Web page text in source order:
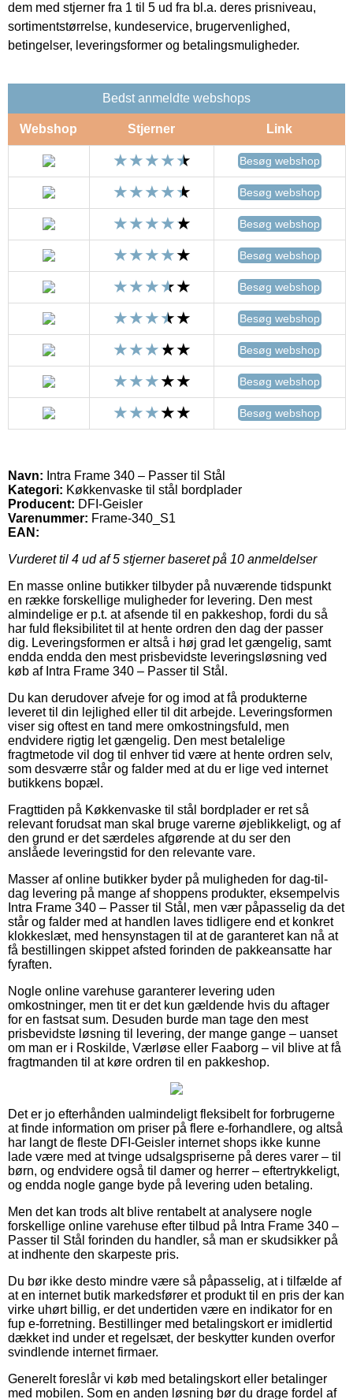
dem med stjerner fra 1 til 5 ud fra bl.a. deres prisniveau,
sortimentstørrelse, kundeservice, brugervenlighed,
betingelser, leveringsformer og betalingsmuligheder.
Bedst anmeldte webshops
Webshop Stjerner Link
Besøg webshop
Besøg webshop
Besøg webshop
Besøg webshop
Besøg webshop
Besøg webshop
Besøg webshop
Besøg webshop
Besøg webshop
Navn: Intra Frame 340 – Passer til Stål
Kategori: Køkkenvaske til stål bordplader
Producent: DFI-Geisler
Varenummer: Frame-340_S1
EAN:
Vurderet til 4 ud af 5 stjerner baseret på 10 anmeldelser
En masse online butikker tilbyder på nuværende tidspunkt
en række forskellige muligheder for levering. Den mest
almindelige er p.t. at afsende til en pakkeshop, fordi du så
har fuld fleksibilitet til at hente ordren den dag der passer
dig. Leveringsformen er altså i høj grad let gængelig, samt
endda endda den mest prisbevidste leveringsløsning ved
køb af Intra Frame 340 – Passer til Stål.
Du kan derudover afveje for og imod at få produkterne
leveret til din lejlighed eller til dit arbejde. Leveringsformen
viser sig oftest en tand mere omkostningsfuld, men
endvidere rigtig let gængelig. Den mest betalelige
fragtmetode vil dog til enhver tid være at hente ordren selv,
som desværre står og falder med at du er lige ved internet
butikkens bopæl.
Fragttiden på Køkkenvaske til stål bordplader er ret så
relevant forudsat man skal bruge varerne øjeblikkeligt, og af
den grund er det særdeles afgørende at du ser den
anslåede leveringstid for den relevante vare.
Masser af online butikker byder på muligheden for dag-til-
dag levering på mange af shoppens produkter, eksempelvis
Intra Frame 340 – Passer til Stål, men vær påpasselig da det
står og falder med at handlen laves tidligere end et konkret
klokkeslæt, med hensynstagen til at de garanteret kan nå at
få bestillingen skippet afsted forinden de pakkeansatte har
fyraften.
Nogle online varehuse garanterer levering uden
omkostninger, men tit er det kun gældende hvis du aftager
for en fastsat sum. Desuden burde man tage den mest
prisbevidste løsning til levering, der mange gange – uanset
om man er i Roskilde, Værløse eller Faaborg – vil blive at få
fragtmanden til at køre ordren til en pakkeshop.
Det er jo efterhånden ualmindeligt fleksibelt for forbrugerne
at finde information om priser på flere e-forhandlere, og altså
har langt de fleste DFI-Geisler internet shops ikke kunne
lade være med at tvinge udsalgspriserne på deres varer – til
børn, og endvidere også til damer og herrer – eftertrykkeligt,
og endda nogle gange byde på levering uden betaling.
Men det kan trods alt blive rentabelt at analysere nogle
forskellige online varehuse efter tilbud på Intra Frame 340 –
Passer til Stål forinden du handler, så man er skudsikker på
at indhente den skarpeste pris.
Du bør ikke desto mindre være så påpasselig, at i tilfælde af
at en internet butik markedsfører et produkt til en pris der kan
virke uhørt billig, er det undertiden være en indikator for en
fup e-forretning. Bestillinger med betalingskort er imidlertid
dækket ind under et regelsæt, der beskytter kunden overfor
svindlende internet firmaer.
Generelt foreslår vi køb med betalingskort eller betalinger
med mobilen. Som en anden løsning bør du drage fordel af